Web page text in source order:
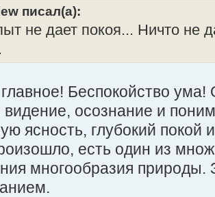
писал(а):
не дает покоя... Ничто не
Беспокойство ума!
осознание и
ясность, глубокий покой
есть один из
многообразия природы.